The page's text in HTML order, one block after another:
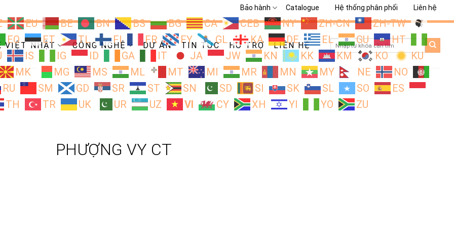
Bảo hành Catalogue Hệ thống phân phối Liên hệ
EU BE BN BS BG CA CEB NY ZH-CN
ZH-TW
EO ET TL FI FR FY GL KA DE EL GU
HT
IS IG ID GA IT JA JW KN KK KM KO
KU
MK MG MS ML MT MI MR MN MY NE
NO
RU SM GD SR ST SN SD SI SK SL SO
ES
TH TR UK UR UZ VI CY XH YI YO ZU
VIỆT NHẬT CÔNG NGHỆ DỰ ÁN TIN TỨC HỖ TRỢ LIÊN HỆ
Search
for:
PHƯỢNG VY CT